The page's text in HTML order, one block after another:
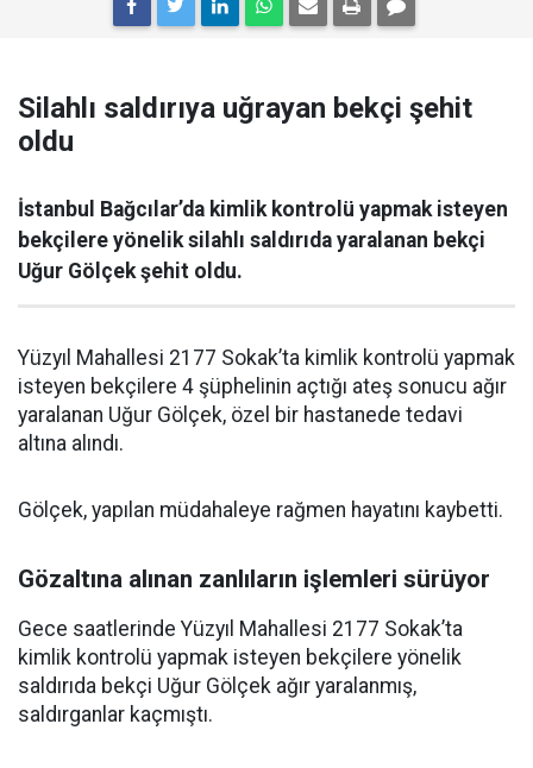
Silahlı saldırıya uğrayan bekçi şehit
oldu
İstanbul Bağcılar’da kimlik kontrolü yapmak isteyen
bekçilere yönelik silahlı saldırıda yaralanan bekçi
Uğur Gölçek şehit oldu.
Yüzyıl Mahallesi 2177 Sokak’ta kimlik kontrolü yapmak
isteyen bekçilere 4 şüphelinin açtığı ateş sonucu ağır
yaralanan Uğur Gölçek, özel bir hastanede tedavi
altına alındı.
Gölçek, yapılan müdahaleye rağmen hayatını kaybetti.
Gözaltına alınan zanlıların işlemleri sürüyor
Gece saatlerinde Yüzyıl Mahallesi 2177 Sokak’ta
kimlik kontrolü yapmak isteyen bekçilere yönelik
saldırıda bekçi Uğur Gölçek ağır yaralanmış,
saldırganlar kaçmıştı.